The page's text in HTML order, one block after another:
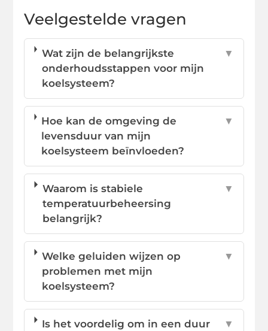
Veelgestelde vragen
Wat zijn de belangrijkste
onderhoudsstappen voor mijn
koelsysteem?
▼
Hoe kan de omgeving de
levensduur van mijn
koelsysteem beïnvloeden?
▼
Waarom is stabiele
temperatuurbeheersing
belangrijk?
▼
Welke geluiden wijzen op
problemen met mijn
koelsysteem?
▼
Is het voordelig om in een duur
▼